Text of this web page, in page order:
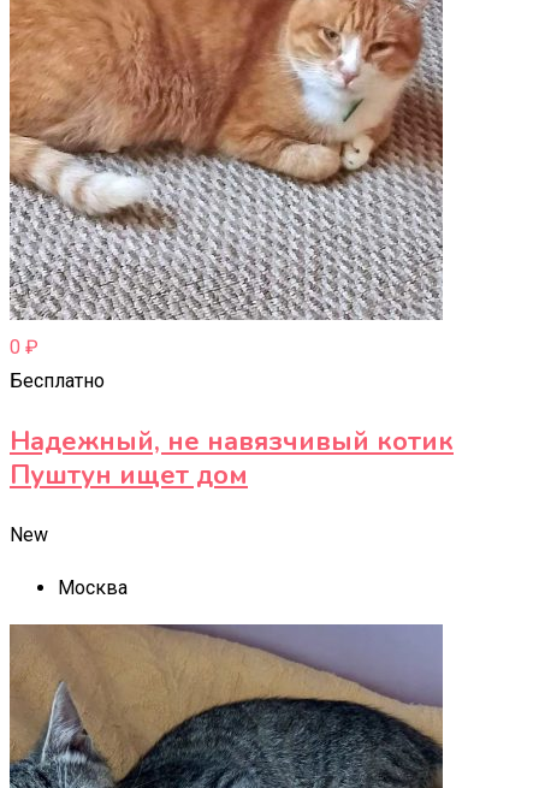
0 ₽
Бесплатно
Надежный, не навязчивый котик
Пуштун ищет дом
New
Москва